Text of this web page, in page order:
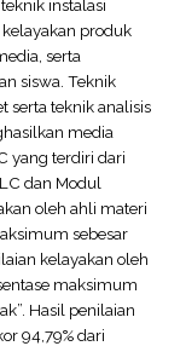
instalasi
produk
serta
siswa. Teknik
serta teknik analisis
media
yang terdiri dari
dan Modul
oleh ahli materi
sebesar
kelayakan oleh
maksimum
Hasil penilaian
94,79% dari